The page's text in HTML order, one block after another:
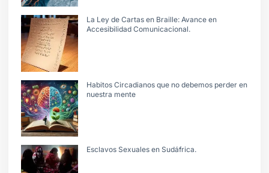
La Ley de Cartas en Braille: Avance en
Accesibilidad Comunicacional.
Habitos Circadianos que no debemos perder en
nuestra mente
Esclavos Sexuales en Sudáfrica.